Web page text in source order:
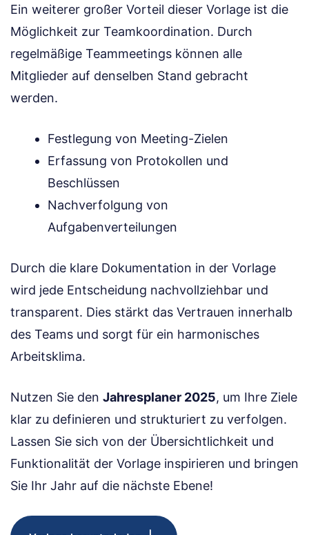
Ein weiterer großer Vorteil dieser Vorlage ist die
Möglichkeit zur Teamkoordination. Durch
regelmäßige Teammeetings können alle
Mitglieder auf denselben Stand gebracht
werden.
Festlegung von Meeting-Zielen
Erfassung von Protokollen und
Beschlüssen
Nachverfolgung von
Aufgabenverteilungen
Durch die klare Dokumentation in der Vorlage
wird jede Entscheidung nachvollziehbar und
transparent. Dies stärkt das Vertrauen innerhalb
des Teams und sorgt für ein harmonisches
Arbeitsklima.
Nutzen Sie den Jahresplaner 2025, um Ihre Ziele
klar zu definieren und strukturiert zu verfolgen.
Lassen Sie sich von der Übersichtlichkeit und
Funktionalität der Vorlage inspirieren und bringen
Sie Ihr Jahr auf die nächste Ebene!